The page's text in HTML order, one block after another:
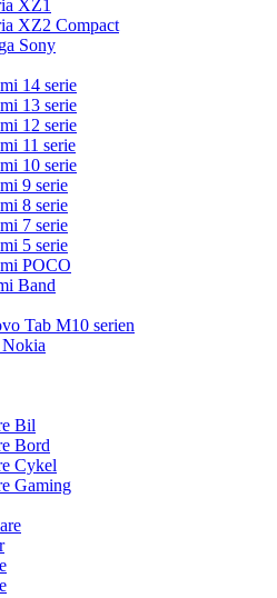
XZ1
XZ2 Compact
Sony
14 serie
13 serie
12 serie
11 serie
10 serie
9 serie
8 serie
7 serie
5 serie
POCO
Band
Tab M10 serien
Bil
Bord
Cykel
Gaming